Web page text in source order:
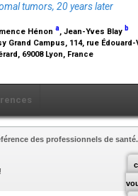
tumors, 20 years later
Hénon a, Jean-Yves Blay b
Campus, 114, rue
69008 Lyon, France
des professionnels de santé.